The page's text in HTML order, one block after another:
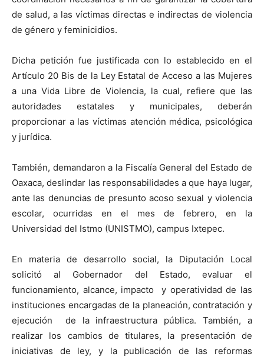
de salud, a las víctimas directas e indirectas de violencia
de género y feminicidios.
Dicha petición fue justificada con lo establecido en el
Artículo 20 Bis de la Ley Estatal de Acceso a las Mujeres
a una Vida Libre de Violencia, la cual, refiere que las
autoridades estatales y municipales, deberán
proporcionar a las víctimas atención médica, psicológica
y jurídica.
También, demandaron a la Fiscalía General del Estado de
Oaxaca, deslindar las responsabilidades a que haya lugar,
ante las denuncias de presunto acoso sexual y violencia
escolar, ocurridas en el mes de febrero, en la
Universidad del Istmo (UNISTMO), campus Ixtepec.
En materia de desarrollo social, la Diputación Local
solicitó al Gobernador del Estado, evaluar el
funcionamiento, alcance, impacto y operatividad de las
instituciones encargadas de la planeación, contratación y
ejecución de la infraestructura pública. También, a
realizar los cambios de titulares, la presentación de
iniciativas de ley, y la publicación de las reformas